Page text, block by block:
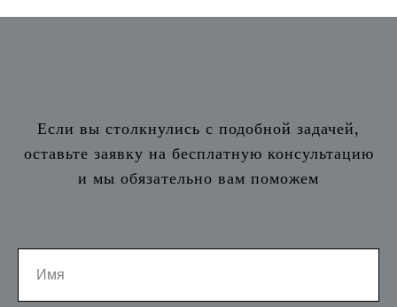
Если вы столкнулись с подобной задачей,
оставьте заявку на бесплатную консультацию
и мы обязательно вам поможем